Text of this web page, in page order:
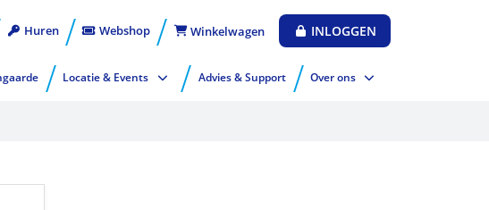
Huren Webshop Winkelwagen INLOGGEN
Locatie & Events Advies & Support Over ons